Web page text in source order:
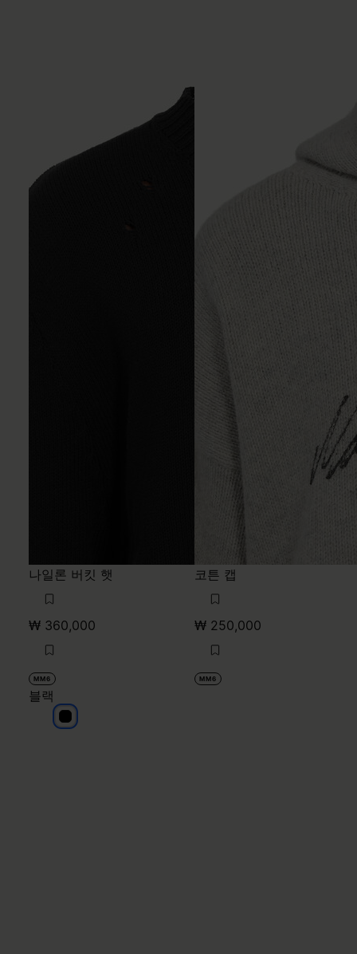
나일론 버킷 햇
₩ 360,000
MM6
블랙
블랙
코튼 캡
₩ 250,000
MM6